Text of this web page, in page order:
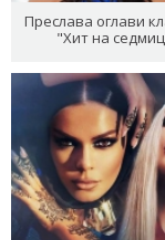
Преслава оглави
"Хит на